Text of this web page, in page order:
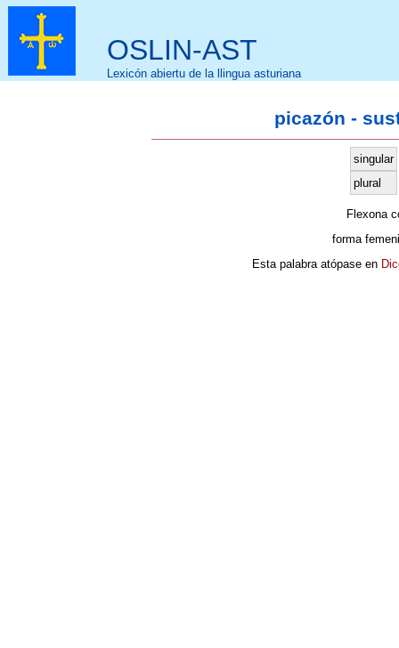
OSLIN-AST
Lexicón abiertu de la llingua asturiana
picazón -
singular
plural
Flexona
forma
Esta palabra atópase en